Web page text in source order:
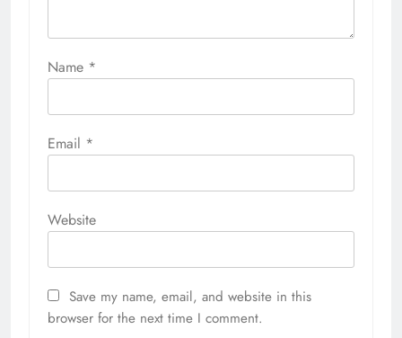
Name *
Email *
Website
Save my name, email, and website in this
browser for the next time I comment.